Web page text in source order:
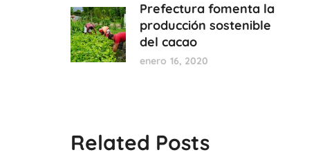
Prefectura fomenta la
producción sostenible
del cacao
enero 16, 2020
Related Posts